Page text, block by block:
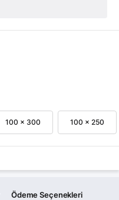
100 x 300 100 x 250
Ödeme Seçenekleri